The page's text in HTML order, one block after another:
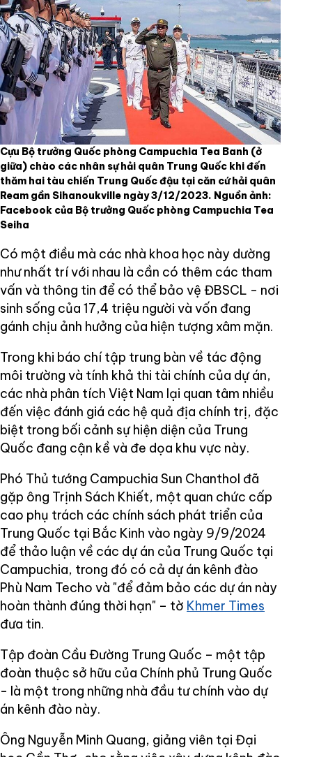
Cựu Bộ trưởng Quốc phòng Campuchia Tea Banh (ở
giữa) chào các nhân sự hải quân Trung Quốc khi đến
thăm hai tàu chiến Trung Quốc đậu tại căn cứ hải quân
Ream gần Sihanoukville ngày 3/12/2023. Nguồn ảnh:
Facebook của Bộ trưởng Quốc phòng Campuchia Tea
Seiha
Có một điều mà các nhà khoa học này dường
như nhất trí với nhau là cần có thêm các tham
vấn và thông tin để có thể bảo vệ ĐBSCL - nơi
sinh sống của 17,4 triệu người và vốn đang
gánh chịu ảnh hưởng của hiện tượng xâm mặn.
Trong khi báo chí tập trung bàn về tác động
môi trường và tính khả thi tài chính của dự án,
các nhà phân tích Việt Nam lại quan tâm nhiều
đến việc đánh giá các hệ quả địa chính trị, đặc
biệt trong bối cảnh sự hiện diện của Trung
Quốc đang cận kề và đe dọa khu vực này.
Phó Thủ tướng Campuchia Sun Chanthol đã
gặp ông Trịnh Sách Khiết, một quan chức cấp
cao phụ trách các chính sách phát triển của
Trung Quốc tại Bắc Kinh vào ngày 9/9/2024
để thảo luận về các dự án của Trung Quốc tại
Campuchia, trong đó có cả dự án kênh đào
Phù Nam Techo và "để đảm bảo các dự án này
hoàn thành đúng thời hạn" – tờ Khmer Times
đưa tin.
Tập đoàn Cầu Đường Trung Quốc – một tập
đoàn thuộc sở hữu của Chính phủ Trung Quốc
- là một trong những nhà đầu tư chính vào dự
án kênh đào này.
Ông Nguyễn Minh Quang, giảng viên tại Đại